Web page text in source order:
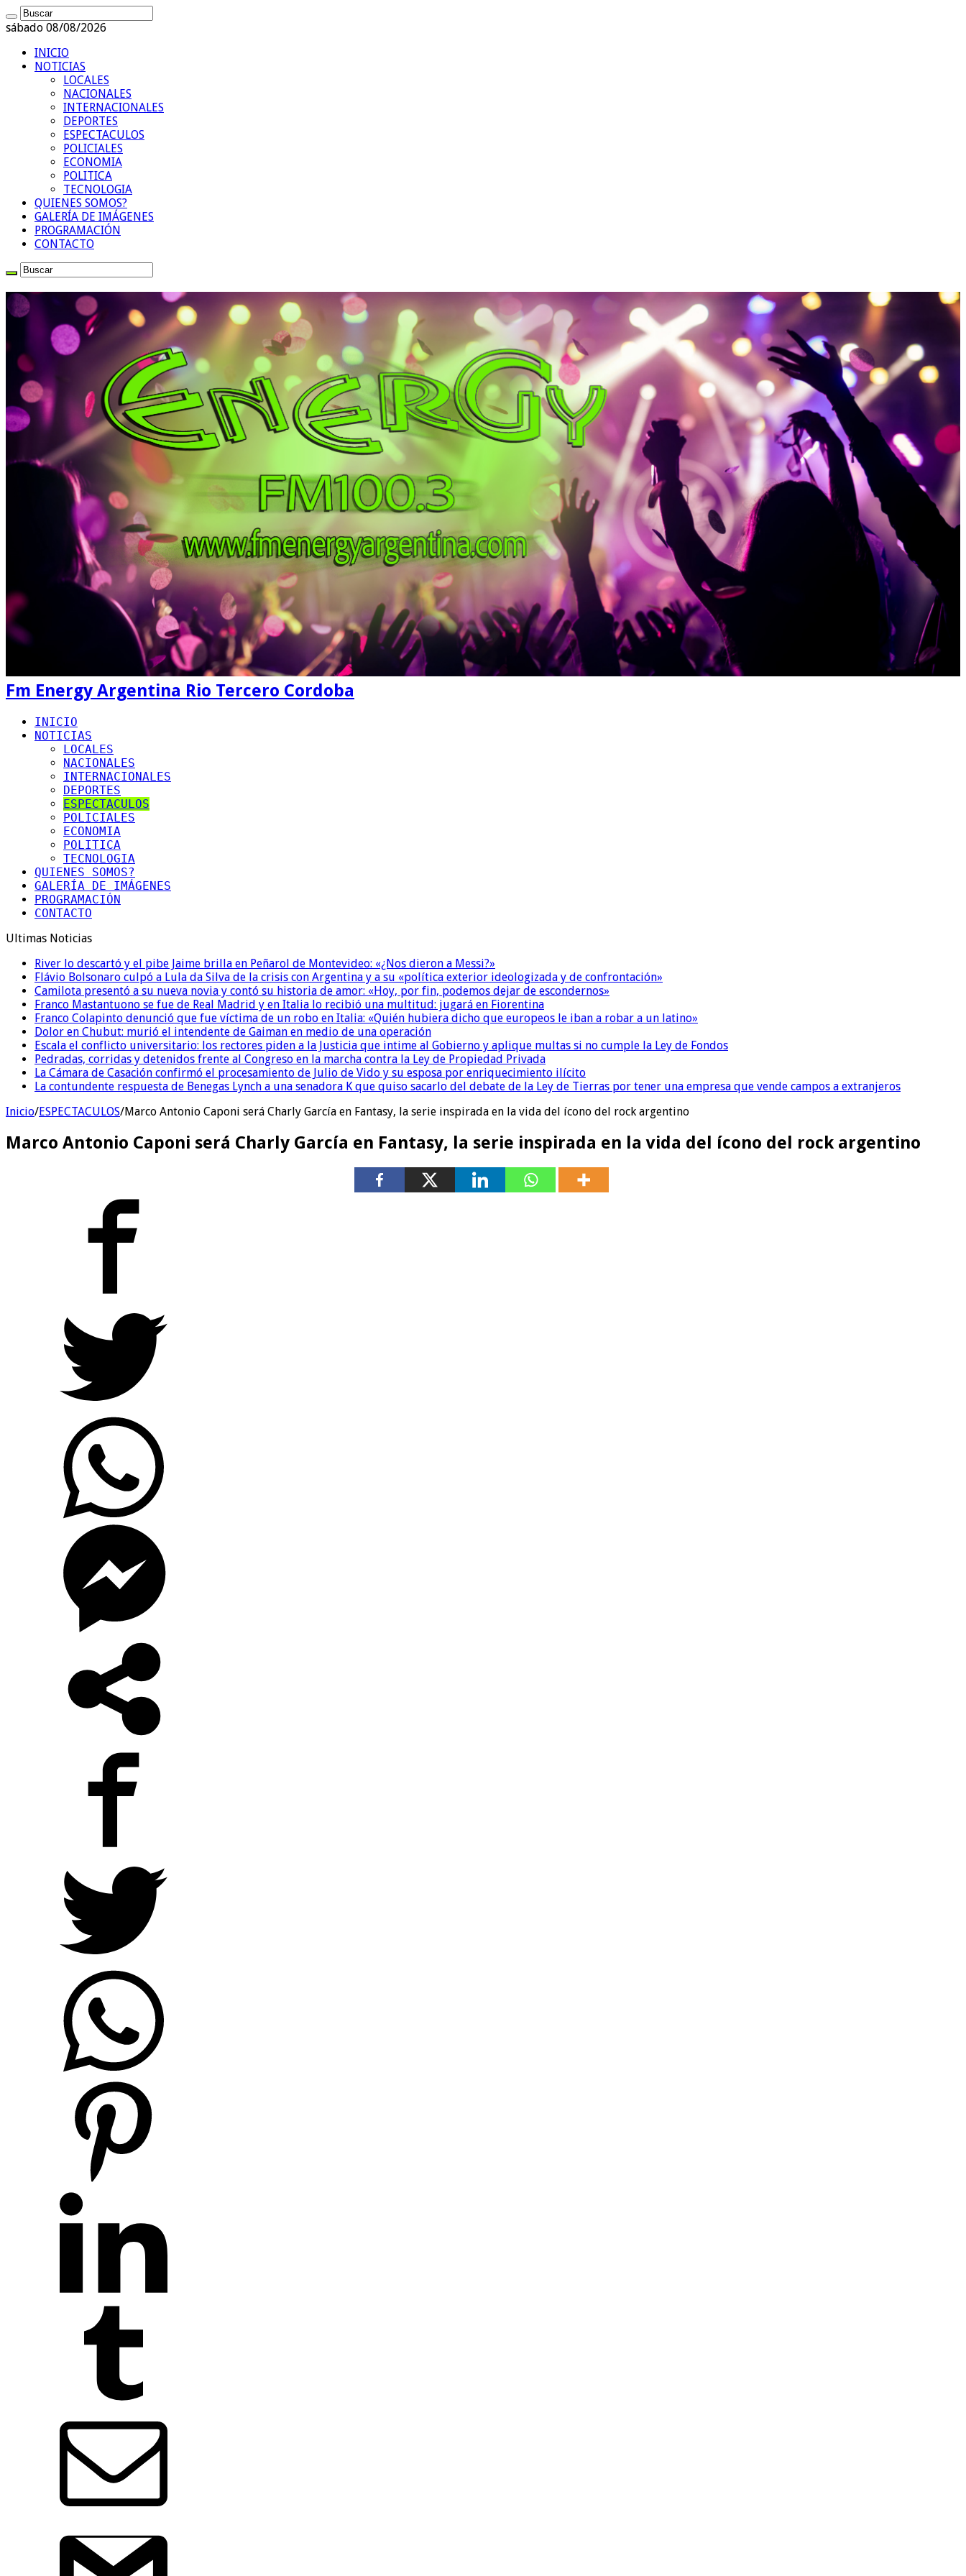
sábado 08/08/2026
INICIO
NOTICIAS
LOCALES
NACIONALES
INTERNACIONALES
DEPORTES
ESPECTACULOS
POLICIALES
ECONOMIA
POLITICA
TECNOLOGIA
QUIENES SOMOS?
GALERÍA DE IMÁGENES
PROGRAMACIÓN
CONTACTO
Fm Energy Argentina Rio Tercero Cordoba
INICIO
NOTICIAS
LOCALES
NACIONALES
INTERNACIONALES
DEPORTES
ESPECTACULOS
POLICIALES
ECONOMIA
POLITICA
TECNOLOGIA
QUIENES SOMOS?
GALERÍA DE IMÁGENES
PROGRAMACIÓN
CONTACTO
Ultimas Noticias
River lo descartó y el pibe Jaime brilla en Peñarol de Montevideo: «¿Nos dieron a Messi?»
Flávio Bolsonaro culpó a Lula da Silva de la crisis con Argentina y a su «política exterior ideologizada y de confrontación»
Camilota presentó a su nueva novia y contó su historia de amor: «Hoy, por fin, podemos dejar de escondernos»
Franco Mastantuono se fue de Real Madrid y en Italia lo recibió una multitud: jugará en Fiorentina
Franco Colapinto denunció que fue víctima de un robo en Italia: «Quién hubiera dicho que europeos le iban a robar a un latino»
Dolor en Chubut: murió el intendente de Gaiman en medio de una operación
Escala el conflicto universitario: los rectores piden a la Justicia que intime al Gobierno y aplique multas si no cumple la Ley de Fondos
Pedradas, corridas y detenidos frente al Congreso en la marcha contra la Ley de Propiedad Privada
La Cámara de Casación confirmó el procesamiento de Julio de Vido y su esposa por enriquecimiento ilícito
La contundente respuesta de Benegas Lynch a una senadora K que quiso sacarlo del debate de la Ley de Tierras por tener una empresa que vende campos a extranjeros
Inicio/ESPECTACULOS/Marco Antonio Caponi será Charly García en Fantasy, la serie inspirada en la vida del ícono del rock argentino
Marco Antonio Caponi será Charly García en Fantasy, la serie inspirada en la vida del ícono del rock argentino